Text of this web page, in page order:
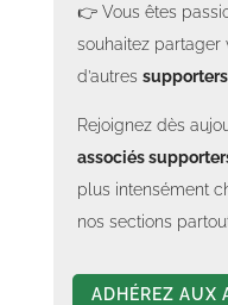
👉 Vous êtes
souhaitez partager
d’autres
Rejoignez dès
associés
plus intensément
nos sections
ADHÉREZ AUX